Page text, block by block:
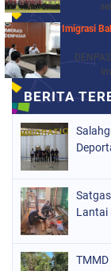
Imigrasi
Lantai